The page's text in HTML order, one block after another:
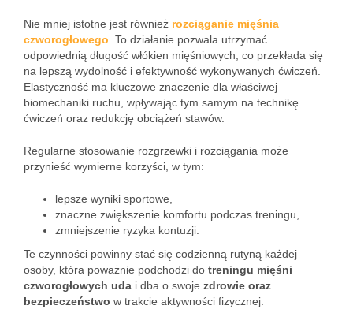
Nie mniej istotne jest również rozciąganie mięśnia
czworogłowego . To działanie pozwala utrzymać
odpowiednią długość włókien mięśniowych, co przekłada się
na lepszą wydolność i efektywność wykonywanych ćwiczeń.
Elastyczność ma kluczowe znaczenie dla właściwej
biomechaniki ruchu, wpływając tym samym na technikę
ćwiczeń oraz redukcję obciążeń stawów.
Regularne stosowanie rozgrzewki i rozciągania może
przynieść wymierne korzyści, w tym:
lepsze wyniki sportowe,
znaczne zwiększenie komfortu podczas treningu,
zmniejszenie ryzyka kontuzji.
Te czynności powinny stać się codzienną rutyną każdej
osoby, która poważnie podchodzi do treningu mięśni
czworogłowych uda i dba o swoje zdrowie oraz
bezpieczeństwo w trakcie aktywności fizycznej.